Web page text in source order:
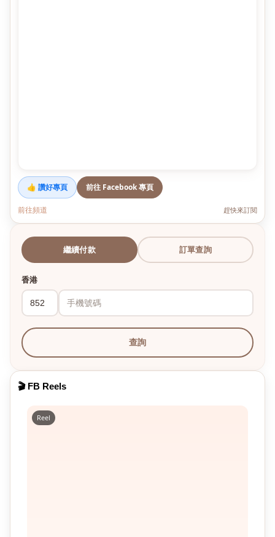
👍 讚好專頁 前往 Facebook 專頁
前往頻道 趕快來訂閱
繼續付款 訂單查詢
香港
查詢
🎬 FB Reels
Reel